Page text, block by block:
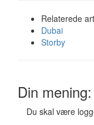
Relaterede
Dubai
Storby
Din
Du skal være